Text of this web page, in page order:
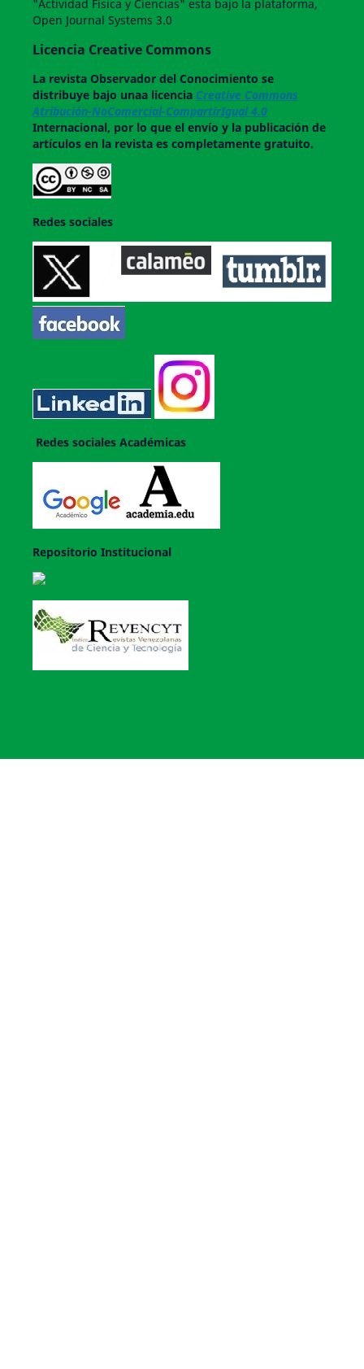
"Actividad Física y Ciencias" esta bajo la plataforma,
Open Journal Systems 3.0
Licencia Creative Commons
La revistaObservador del Conocimiento se
distribuye bajo unaa licencia Creative Commons
Atribución-NoComercial-CompartirIgual 4.0
Internacional, por lo que el envío y la publicación de
artículos en la revista es completamente gratuito.
Redes sociales
Redes sociales Académicas
Repositorio Institucional